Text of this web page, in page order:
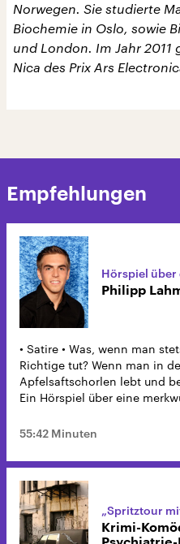
Norwegen. Sie studierte
Biochemie in Oslo, sowie
und London. Im Jahr 2011
Nica des Prix Ars
Empfehlungen
Hörspiel
Philipp
• Satire • Was, wenn man
Richtige tut? Wenn man in
Apfelsaftschorlen lebt und
Ein Hörspiel über eine
55:42 Minuten
„Spritztour
Krimi-